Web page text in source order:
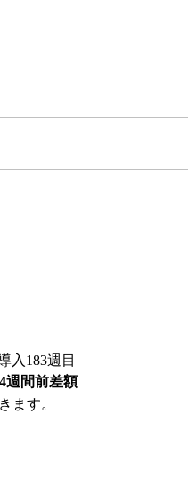
入183週目
4週間前差額
ます。